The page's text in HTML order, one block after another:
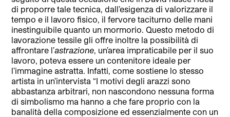
di proporre tale tecnica, dall’esigenza di valorizzare il
tempo e il lavoro fisico, il fervore taciturno delle mani
inestinguibile quanto un mormorio. Questo metodo di
lavorazione tessile gli offre inoltre la possibilità di
affrontare l’astrazione, un’area impraticabile per il suo
lavoro, poteva essere un contenitore ideale per
l’immagine astratta. Infatti, come sostiene lo stesso
artista in un’intervista “I motivi degli arazzi sono
abbastanza arbitrari, non nascondono nessuna forma
di simbolismo ma hanno a che fare proprio con la
banalità della composizione ed essenzialmente con un